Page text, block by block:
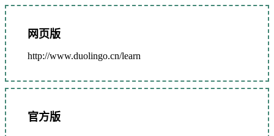
网页版
http://www.duolingo.cn/learn
官方版